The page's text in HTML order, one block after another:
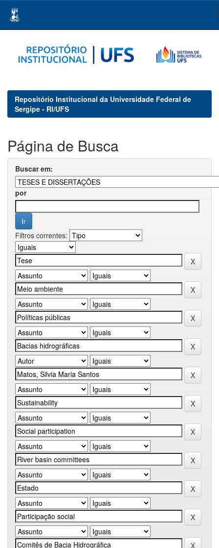
navigation
Repositório Institucional da Universidade Federal de
Sergipe - RI/UFS
Página de Busca
Buscar em:
por
Filtros correntes: